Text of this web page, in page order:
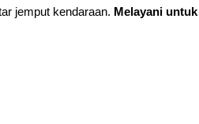
jemput kendaraan. Melayani